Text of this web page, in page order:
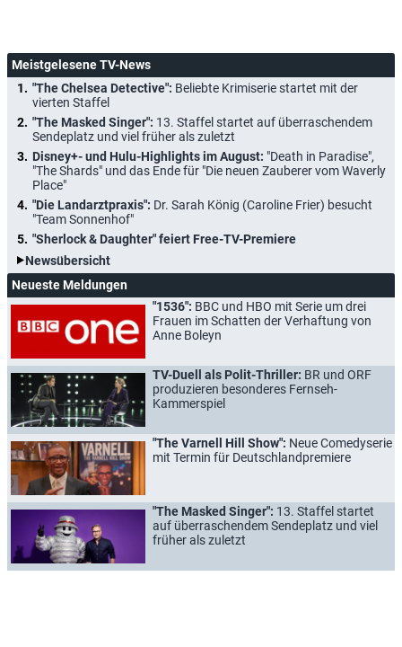
Meistgelesene TV-News
"The Chelsea Detective": Beliebte Krimiserie startet mit der
vierten Staffel
"The Masked Singer": 13. Staffel startet auf überraschendem
Sendeplatz und viel früher als zuletzt
Disney+- und Hulu-Highlights im August: "Death in Paradise",
"The Shards" und das Ende für "Die neuen Zauberer vom Waverly
Place"
"Die Landarztpraxis": Dr. Sarah König (Caroline Frier) besucht
"Team Sonnenhof"
"Sherlock & Daughter" feiert Free-TV-Premiere
Newsübersicht
Neueste Meldungen
"1536": BBC und HBO mit Serie um drei
Frauen im Schatten der Verhaftung von
Anne Boleyn
TV-Duell als Polit-Thriller: BR und ORF
produzieren besonderes Fernseh-
Kammerspiel
"The Varnell Hill Show": Neue Comedyserie
mit Termin für Deutschlandpremiere
"The Masked Singer": 13. Staffel startet
auf überraschendem Sendeplatz und viel
früher als zuletzt